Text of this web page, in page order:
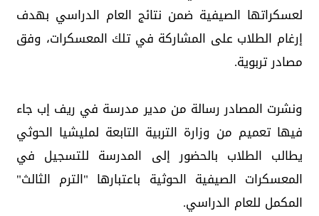
لعسكراتها الصيفية ضمن نتائج العام الدراسي بهدف
إرغام الطلاب على المشاركة في تلك المعسكرات، وفق
مصادر تربوية.
ونشرت المصادر رسالة من مدير مدرسة في ريف إب جاء
فيها تعميم من وزارة التربية التابعة لمليشيا الحوثي
يطالب الطلاب بالحضور إلى المدرسة للتسجيل في
المعسكرات الصيفية الحوثية باعتبارها "الترم الثالث"
المكمل للعام الدراسي.